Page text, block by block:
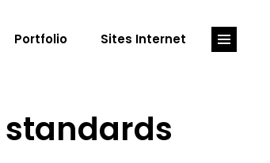
Portfolio Sites Internet